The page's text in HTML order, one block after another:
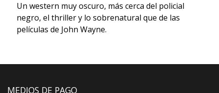
Un western muy oscuro, más cerca del policial
negro, el thriller y lo sobrenatural que de las
películas de John Wayne.
MEDIOS DE PAGO